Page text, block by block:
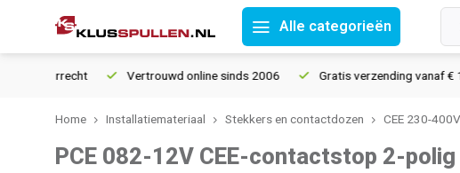
Alle categorieën
Vertrouwd online sinds 2006 Gratis verzending vanaf € 150
Home Installatiemateriaal Stekkers en contactdozen CEE 230-400V
PCE 082-12V CEE-contactstop 2-